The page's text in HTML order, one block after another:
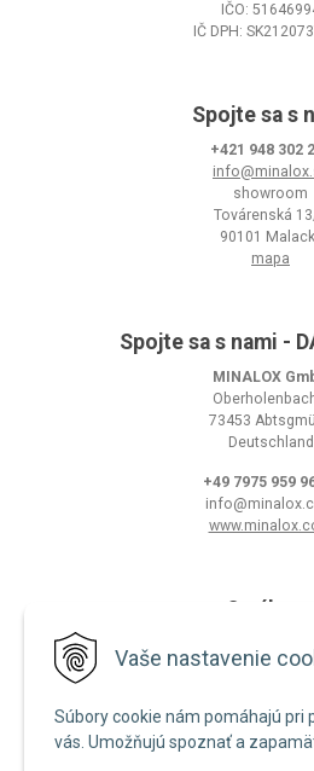
Vaše nastavenie
Súbory cookie nám pomáhajú pri
vás. Umožňujú spoznať a
IČO:
IČ DPH:
Spojte sa s
+421 948 302
showroom
Továrenská
90101
mapa
Spojte sa s nami -
MINALOX
73453
Deutschland
+49 7975 959
O nákupe
Zásady používania